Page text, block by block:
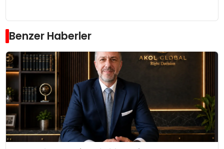
Benzer Haberler